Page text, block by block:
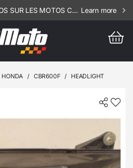
IMPORTANTES PROMOS SUR LES MOTOS COMPLETES !!! CONSULTEZ NOS ANNONCES ----- SCOOT - RIV - 1812 Learn more
HONDA / CBR600F / HEADLIGHT